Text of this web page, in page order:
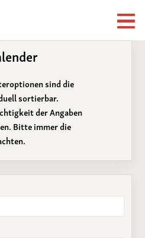
sind die
sortierbar.
der Angaben
Bitte immer die